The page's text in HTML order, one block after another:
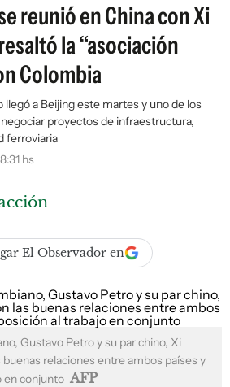
reunió en China con Xi
la “asociación
Colombia
a Beijing este martes y uno de los
proyectos de infraestructura,
ferroviaria
8:31 hs
El Observador en
Gustavo Petro y su par chino, Xi
relaciones entre ambos países y
en conjunto AFP